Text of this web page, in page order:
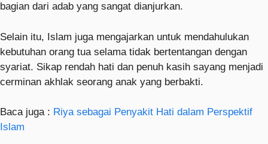
bagian dari adab yang sangat dianjurkan.
Selain itu, Islam juga mengajarkan untuk mendahulukan
kebutuhan orang tua selama tidak bertentangan dengan
syariat. Sikap rendah hati dan penuh kasih sayang menjadi
cerminan akhlak seorang anak yang berbakti.
Baca juga : Riya sebagai Penyakit Hati dalam Perspektif
Islam